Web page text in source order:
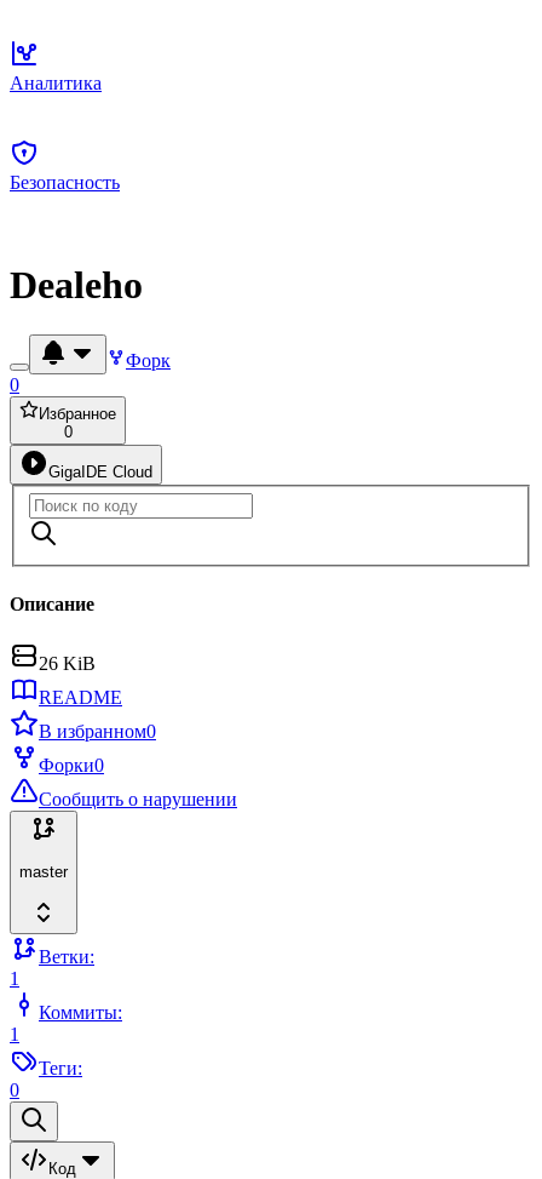
Аналитика
Безопасность
Dealeho
Форк
0
Избранное
0
GigaIDE Cloud
Описание
26 KiB
README
В избранном0
Форки0
Сообщить о нарушении
master
Ветки:
1
Коммиты:
1
Теги:
0
Код